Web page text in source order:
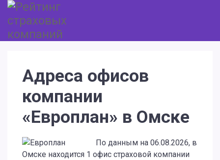
Адреса офисов
компании
«Европлан» в Омске
По данным на 06.08.2026, в
Омске находится 1 офис страховой компании